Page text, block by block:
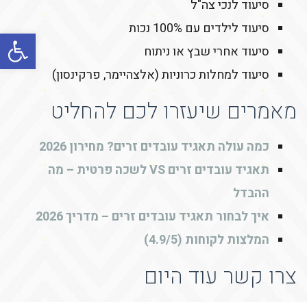
פתח
סיעוד לנכי צה"ל
סיעוד לילדים עם 100% נכות
סיעוד אחרי שבץ או ניתוח
סיעוד למחלות כרוניות (אלצהיימר, פרקינסון)
מאמרים שיעזרו לכם להחליט
כמה עולה תאגיד עובדים זרים? מחירון 2026
תאגיד עובדים זרים VS לשכה פרטית – מה
ההבדל
איך לבחור תאגיד עובדים זרים – מדריך 2026
המלצות לקוחות (4.9/5)
צרו קשר עוד היום